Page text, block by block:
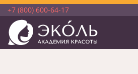
+7 (800) 600-64-17